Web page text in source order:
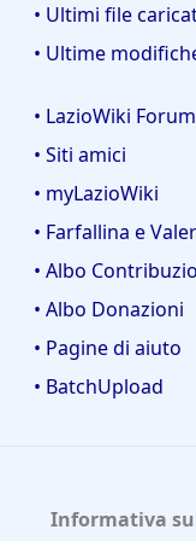
• Ultimi file
• Ultime
• LazioWiki Forum
• Siti amici
• myLazioWiki
• Farfallina e
• Albo
• Albo Donazioni
• Pagine di aiuto
• BatchUpload
Informativa